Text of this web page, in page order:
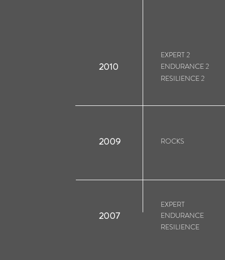
2009 ROCKS
RESILIENCE
2010
EXPERT 2
ENDURANCE 2
RESILIENCE 2
2009 ROCKS
2007
EXPERT
ENDURANCE
RESILIENCE